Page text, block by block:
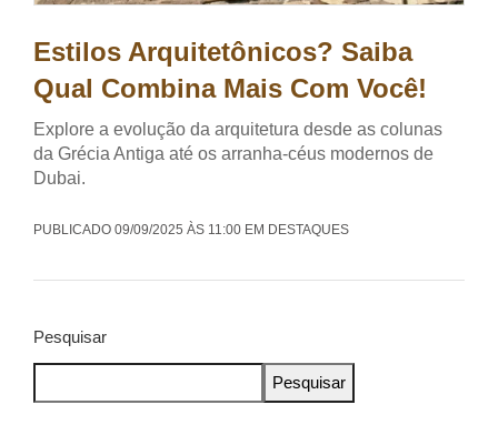
Estilos Arquitetônicos? Saiba
Qual Combina Mais Com Você!
Explore a evolução da arquitetura desde as colunas
da Grécia Antiga até os arranha-céus modernos de
Dubai.
PUBLICADO 09/09/2025 ÀS 11:00 EM DESTAQUES
Pesquisar
Pesquisar